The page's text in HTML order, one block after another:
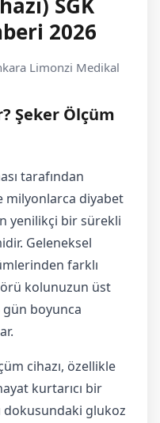
2026
Limonzi Medikal
Şeker Ölçüm
tarafından
milyonlarca diyabet
yenilikçi bir sürekli
Geleneksel
farklı
kolunuzun üst
gün boyunca
cihazı, özellikle
kurtarıcı bir
dokusundaki glukoz